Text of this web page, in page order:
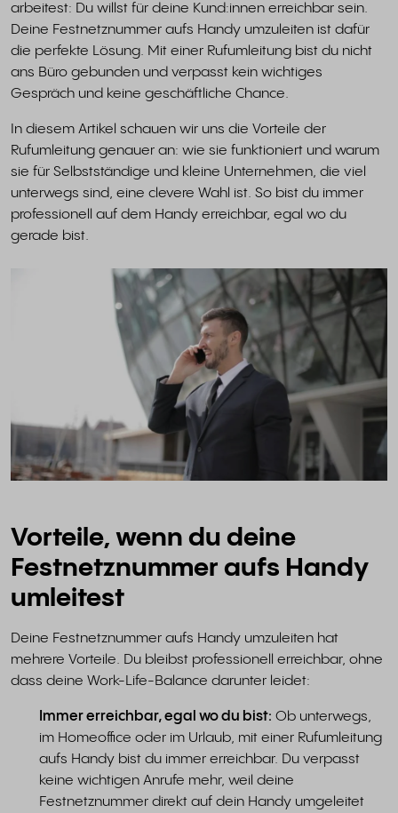
arbeitest: Du willst für deine Kund:innen erreichbar sein.
Deine Festnetznummer aufs Handy umzuleiten ist dafür
die perfekte Lösung. Mit einer Rufumleitung bist du nicht
ans Büro gebunden und verpasst kein wichtiges
Gespräch und keine geschäftliche Chance.
In diesem Artikel schauen wir uns die Vorteile der
Rufumleitung genauer an: wie sie funktioniert und warum
sie für Selbstständige und kleine Unternehmen, die viel
unterwegs sind, eine clevere Wahl ist. So bist du immer
professionell auf dem Handy erreichbar, egal wo du
gerade bist.
Vorteile, wenn du deine
Festnetznummer aufs Handy
umleitest
Deine Festnetznummer aufs Handy umzuleiten hat
mehrere Vorteile. Du bleibst professionell erreichbar, ohne
dass deine Work-Life-Balance darunter leidet:
Immer erreichbar, egal wo du bist: Ob unterwegs,
im Homeoffice oder im Urlaub, mit einer Rufumleitung
aufs Handy bist du immer erreichbar. Du verpasst
keine wichtigen Anrufe mehr, weil deine
Festnetznummer direkt auf dein Handy umgeleitet